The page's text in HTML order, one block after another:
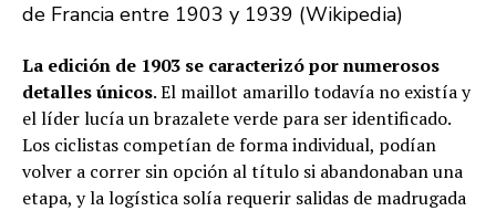
de Francia entre 1903 y 1939 (Wikipedia)
La edición de 1903 se caracterizó por numerosos
detalles únicos. El maillot amarillo todavía no existía y
el líder lucía un brazalete verde para ser identificado.
Los ciclistas competían de forma individual, podían
volver a correr sin opción al título si abandonaban una
etapa, y la logística solía requerir salidas de madrugada